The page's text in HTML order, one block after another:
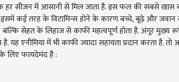
सीजन में आसानी से मिल जाता है.इस फल की सबसे खास
कई तरह के विटामिन्स होने के कारण बच्चे, बूढ़े और
सेहत के लिहाज से काफी महत्वपूर्ण होता है. अंगूर मुख्य
है. यह एनीमिया में भी काफी ज्यादा सहायता प्रदान करता है.
फायदेमंद है: